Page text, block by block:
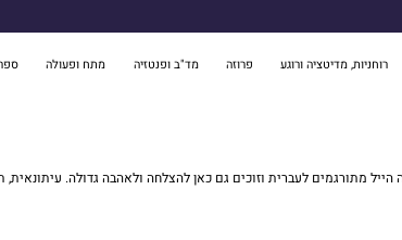
רוחניות, מדיטציה ורוגע פרוזה מד"ב ופנטזיה מתח ופעולה
מתורגמים לעברית וזוכים גם כאן להצלחה ולאהבה גדולה.